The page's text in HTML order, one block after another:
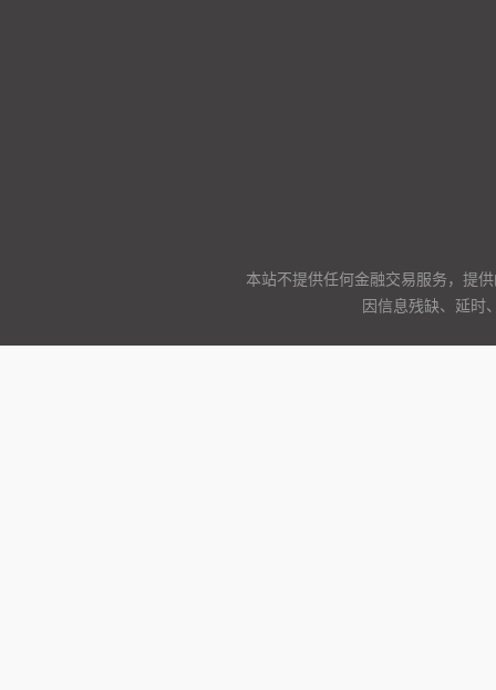
本站不提供任何金融交易服务，提
因信息残缺、延时